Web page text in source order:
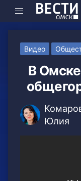
Видео
В
Юлия